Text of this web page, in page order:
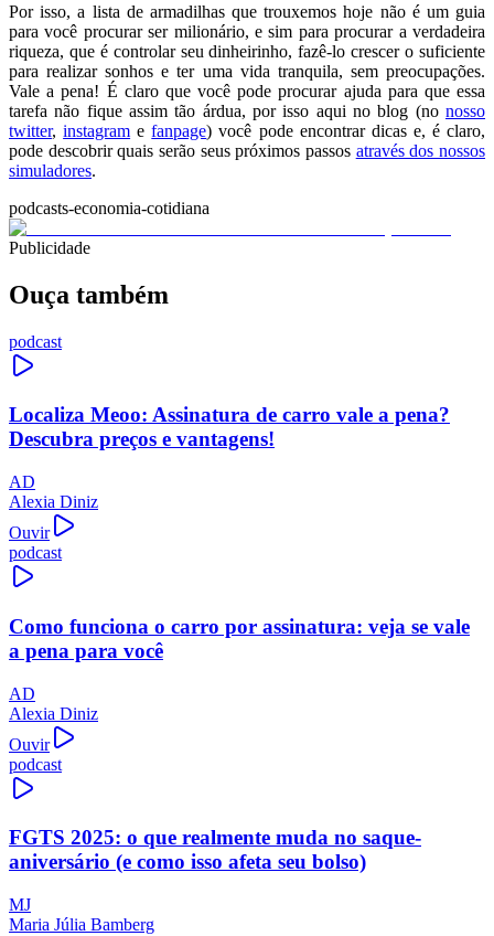
Por isso, a lista de armadilhas que trouxemos hoje não é um guia
para você procurar ser milionário, e sim para procurar a verdadeira
riqueza, que é controlar seu dinheirinho, fazê-lo crescer o suficiente
para realizar sonhos e ter uma vida tranquila, sem preocupações.
Vale a pena! É claro que você pode procurar ajuda para que essa
tarefa não fique assim tão árdua, por isso aqui no blog (no nosso
twitter,instagram efanpage) você pode encontrar dicas e, é claro,
pode descobrir quais serão seus próximos passos através dos nossos
simuladores.
podcasts-economia-cotidiana
Publicidade
Ouça também
podcast
Localiza Meoo: Assinatura de carro vale a pena?
Descubra preços e vantagens!
AD
Alexia Diniz
Ouvir
podcast
Como funciona o carro por assinatura: veja se vale
a pena para você
AD
Alexia Diniz
Ouvir
podcast
FGTS 2025: o que realmente muda no saque-
aniversário (e como isso afeta seu bolso)
MJ
Maria Júlia Bamberg